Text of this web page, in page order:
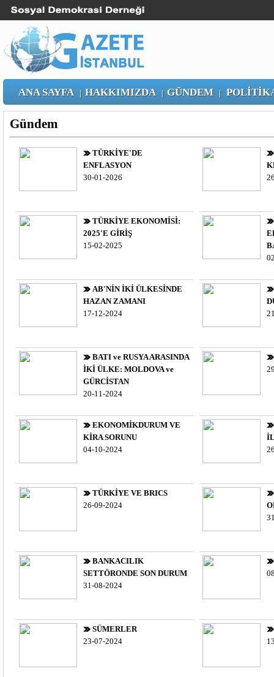
ANA SAYFA | HAKKIMIZDA | GÜNDEM|
Gündem
TÜRKİYE'DE
ENFLASYON
30-01-2026
TÜRKİYE EKONOMİSİ:
2025'E GİRİŞ
15-02-2025
AB'NİN İKİ ÜLKESİNDE
HAZAN ZAMANI
17-12-2024
BATI ve RUSYA ARASINDA
İKİ ÜLKE: MOLDOVA ve
GÜRCİSTAN
20-11-2024
EKONOMİKDURUM VE
KİRA SORUNU
04-10-2024
TÜRKİYE VE BRICS
26-09-2024
BANKACILIK
SETTÖRONDE SON DURUM
31-08-2024
SÜMERLER
23-07-2024